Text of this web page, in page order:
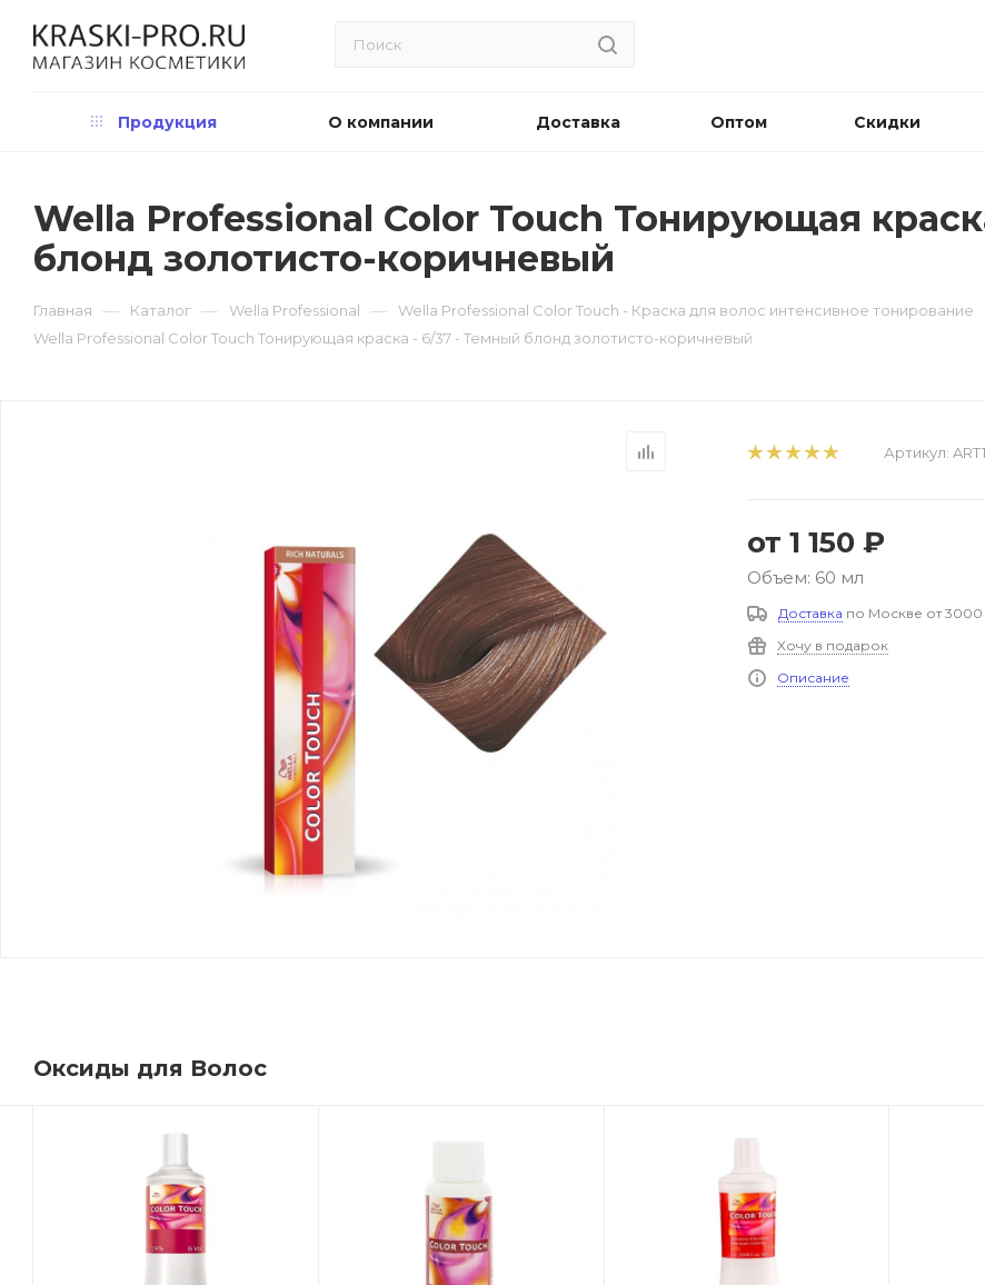
Продукция О компании Доставка Оптом Скидки
Wella Professional Color Touch Тонирующая
блонд золотисто-коричневый
Главная — Каталог — Wella Professional — Wella Professional Color Touch - Краска для волос интенсивное тонирование
Wella Professional Color Touch Тонирующая краска - 6/37 - Темный блонд золотисто-коричневый
Артикул:
от 1 150 ₽
Объем: 60 мл
Доставка по Москве от
Хочу в подарок
Описание
Оксиды для Волос